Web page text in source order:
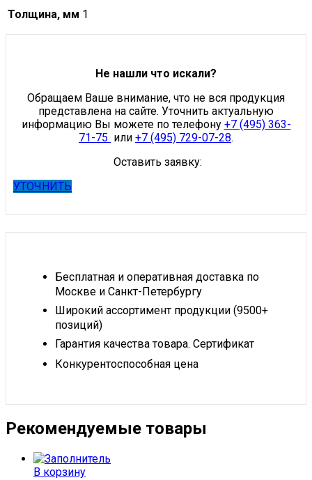
Толщина, мм 1
Не нашли что искали?
Обращаем Ваше внимание, что не вся продукция
представлена на сайте. Уточнить актуальную
информацию Вы можете по телефону +7 (495) 363-
71-75 или +7 (495) 729-07-28.
Оставить заявку:
УТОЧНИТЬ
Бесплатная и оперативная доставка по
Москве и Санкт-Петербургу
Широкий ассортимент продукции (9500+
позиций)
Гарантия качества товара. Сертификат
Конкурентоспособная цена
Рекомендуемые товары
В корзину